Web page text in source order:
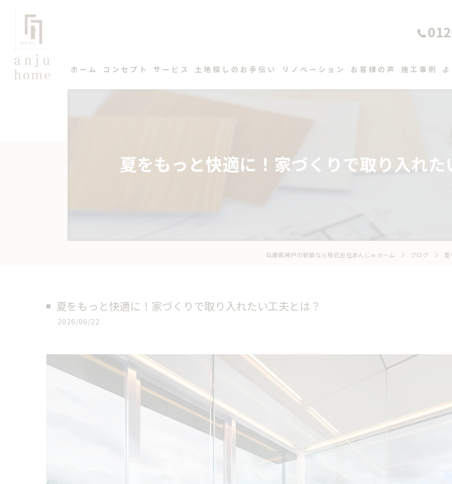
ホーム コンセプト サービス 土地探しのお手伝い リノベーション お客様の声 施工事例
夏をもっと快適に！家づくりで取り入れ
兵庫県神戸の新築なら株式会社あんじゅホーム ブログ 夏
夏をもっと快適に！家づくりで取り入れたい工夫とは？
2026/06/22